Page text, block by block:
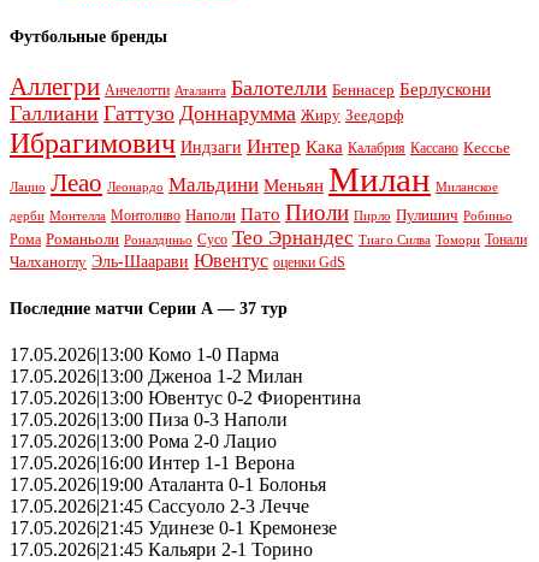
Футбольные бренды
Аллегри Анчелотти Аталанта Балотелли Беннасер Берлускони
Галлиани Гаттузо Доннарумма Жиру Зеедорф
Ибрагимович Индзаги Интер Кака Калабрия Кассано Кессье
Лацио Леао Леонардо Мальдини Меньян Милан Миланское
дерби Монтелла Монтоливо Наполи Пато Пиоли Пирло Пулишич Робиньо
Рома Романьоли Роналдиньо Сусо Тео Эрнандес Тиаго Силва Томори Тонали
Чалханоглу Эль-Шаарави Ювентус оценки GdS
Последние матчи Серии А — 37 тур
17.05.2026|13:00 Комо 1-0 Парма
17.05.2026|13:00 Дженоа 1-2 Милан
17.05.2026|13:00 Ювентус 0-2 Фиорентина
17.05.2026|13:00 Пиза 0-3 Наполи
17.05.2026|13:00 Рома 2-0 Лацио
17.05.2026|16:00 Интер 1-1 Верона
17.05.2026|19:00 Аталанта 0-1 Болонья
17.05.2026|21:45 Сассуоло 2-3 Лечче
17.05.2026|21:45 Удинезе 0-1 Кремонезе
17.05.2026|21:45 Кальяри 2-1 Торино